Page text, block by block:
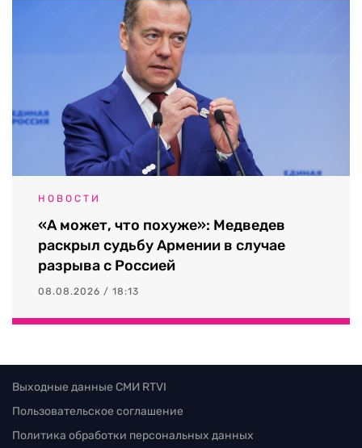
НОВОСТИ
«А может, что похуже»: Медведев
раскрыл судьбу Армении в случае
разрыва с Россией
08.08.2026 / 18:13
Выходные данные СМИ RTVI
Пользовательское соглашение
Политика обработки персональных данных